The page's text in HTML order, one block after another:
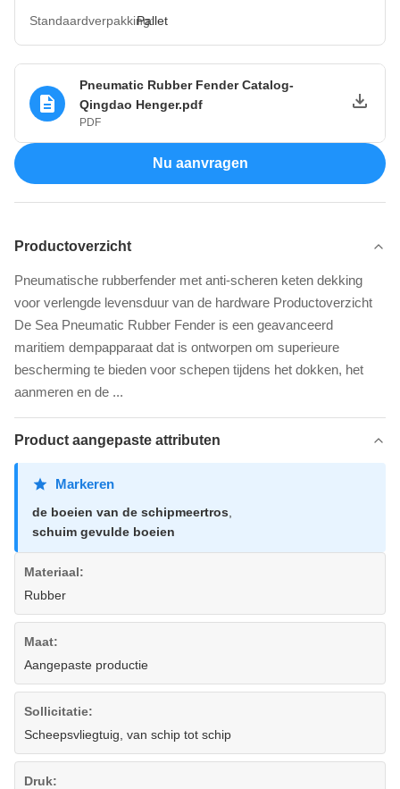
Standaardverpakking:Pallet
Pneumatic Rubber Fender Catalog-
Qingdao Henger.pdf
PDF
Nu aanvragen
Productoverzicht
Pneumatische rubberfender met anti-scheren keten dekking
voor verlengde levensduur van de hardware Productoverzicht
De Sea Pneumatic Rubber Fender is een geavanceerd
maritiem dempapparaat dat is ontworpen om superieure
bescherming te bieden voor schepen tijdens het dokken, het
aanmeren en de ...
Product aangepaste attributen
Markeren
de boeien van de schipmeertros
schuim gevulde boeien
Materiaal:
Rubber
Maat:
Aangepaste productie
Sollicitatie:
Scheepsvliegtuig, van schip tot schip
Druk: